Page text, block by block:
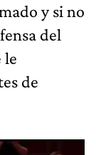
y si no
del
le
de